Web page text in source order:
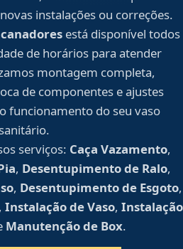
instalações ou correções.
está disponível todos
de horários para atender
montagem completa,
de componentes e ajustes
funcionamento do seu vaso
sanitário.
serviços: Caça Vazamento,
, Desentupimento de Ralo,
, Desentupimento de Esgoto,
, Instalação de Vaso, Instalação
Manutenção de Box.